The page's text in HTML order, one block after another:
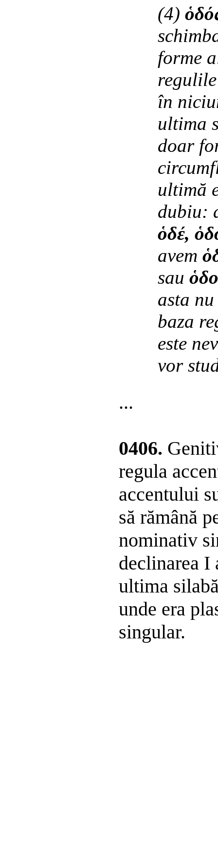
(4)
forme
în
ultima
doar
ultimă
dubiu:
ὁδέ,
avem
sau
asta
baza
este
vor
...
0406.
regula
accentului
să rămână
nominativ
declinarea I
ultima
unde era
singular.